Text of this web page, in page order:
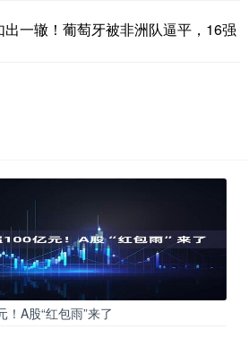
一辙！葡萄牙被非洲队逼平，16强
A股“红包雨”来了